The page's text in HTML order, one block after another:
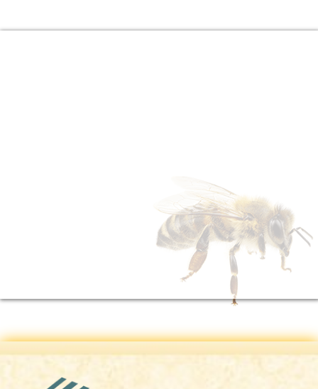
Inscription
Mot de passe oublié ?